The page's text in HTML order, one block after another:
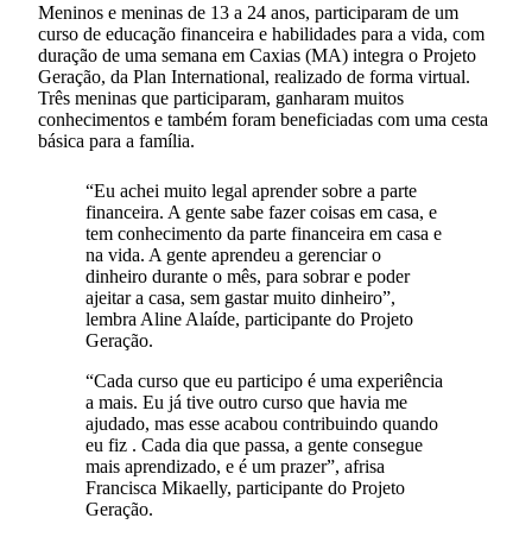
Meninos e meninas de 13 a 24 anos, participaram de um
curso de educação financeira e habilidades para a vida, com
duração de uma semana em Caxias (MA) integra o Projeto
Geração, da Plan International, realizado de forma virtual.
Três meninas que participaram, ganharam muitos
conhecimentos e também foram beneficiadas com uma cesta
básica para a família.
“Eu achei muito legal aprender sobre a parte
financeira. A gente sabe fazer coisas em casa, e
tem conhecimento da parte financeira em casa e
na vida. A gente aprendeu a gerenciar o
dinheiro durante o mês, para sobrar e poder
ajeitar a casa, sem gastar muito dinheiro”,
lembra Aline Alaíde, participante do Projeto
Geração.
“Cada curso que eu participo é uma experiência
a mais. Eu já tive outro curso que havia me
ajudado, mas esse acabou contribuindo quando
eu fiz . Cada dia que passa, a gente consegue
mais aprendizado, e é um prazer”, afrisa
Francisca Mikaelly, participante do Projeto
Geração.